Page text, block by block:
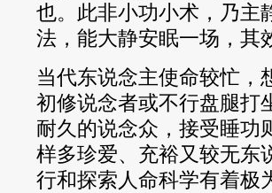
也。此非小功小术，乃主
法，能大静安眠一场，其
当代东说念主使命较忙，
初修说念者或不行盘腿打
耐久的说念众，接受睡功
样多珍爱、充裕又较无东
行和探索人命科学有着极